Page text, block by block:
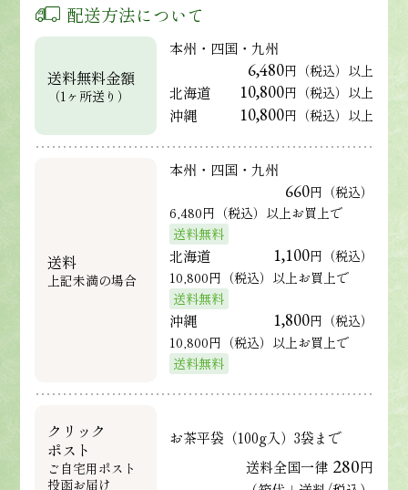
配送方法について
送料無料金額
（1ヶ所送り）
本州・四国・九州
6,480円（税込）以上
北海道 10,800円（税込）以上
沖縄 10,800円（税込）以上
送料
上記未満の場合
本州・四国・九州
660円（税込）
6,480円（税込）以上お買上で
送料無料
北海道 1,100円（税込）
10,800円（税込）以上お買上で
送料無料
沖縄 1,800円（税込）
10,800円（税込）以上お買上で
送料無料
クリック
ポスト
ご自宅用ポスト
投函お届け
お茶平袋（100g入）3袋まで
送料全国一律 280円